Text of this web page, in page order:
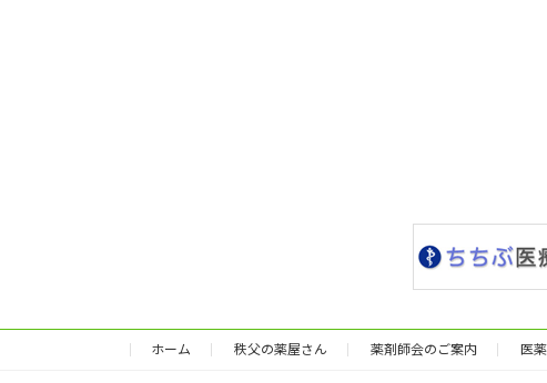
ホーム 秩父の薬屋さん 薬剤師会のご案内 医